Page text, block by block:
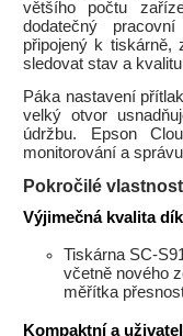
většího počtu
dodatečný
připojený k tiskárně,
sledovat stav a
Páka nastavení
velký otvor
údržbu. Epson
monitorování a
Pokročilé
Výjimečná kvalita
Tiskárna SC-
včetně nového
měřítka
Kompaktní a